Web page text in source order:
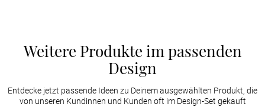
Weitere Produkte im passenden
Design
Entdecke jetzt passende Ideen zu Deinem ausgewählten Produkt, die
von unseren Kundinnen und Kunden oft im Design-Set gekauft